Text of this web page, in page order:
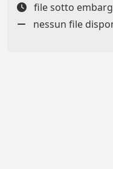
file sotto
nessun file